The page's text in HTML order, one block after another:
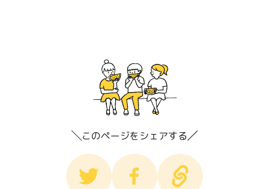
このページをシェアする